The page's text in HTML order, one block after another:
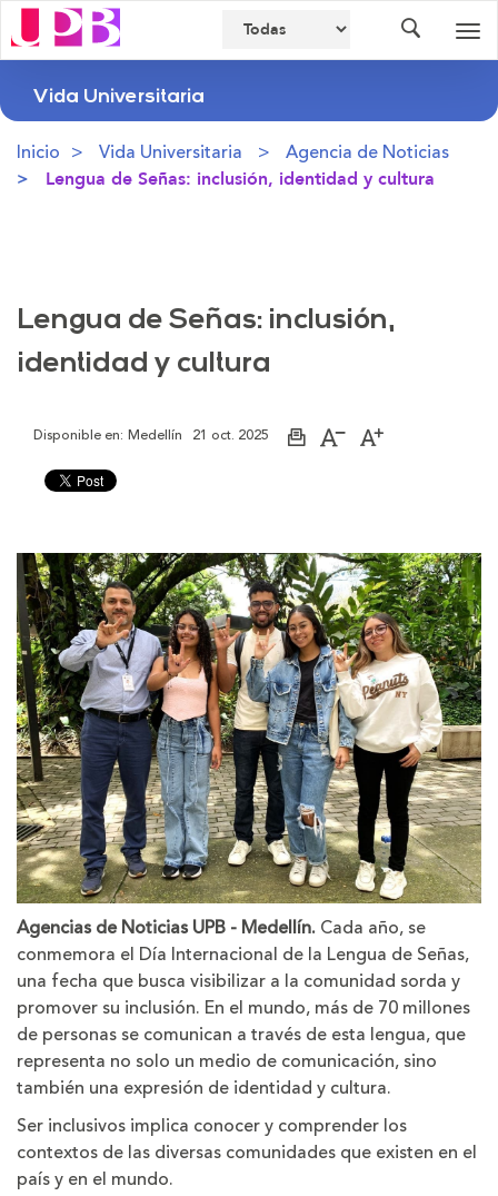
Vida Universitaria
Inicio Vida Universitaria Agencia de Noticias
Lengua de Señas: inclusión, identidad y cultura
Lengua de Señas: inclusión,
identidad y cultura
Disponible en: Medellín 21 oct. 2025
ImprimirAumentarDisminuir
Agencias de Noticias UPB - Medellín. Cada año, se
conmemora el Día Internacional de la Lengua de Señas,
una fecha que busca visibilizar a la comunidad sorda y
promover su inclusión. En el mundo, más de 70 millones
de personas se comunican a través de esta lengua, que
representa no solo un medio de comunicación, sino
también una expresión de identidad y cultura.
Ser inclusivos implica conocer y comprender los
contextos de las diversas comunidades que existen en el
país y en el mundo.